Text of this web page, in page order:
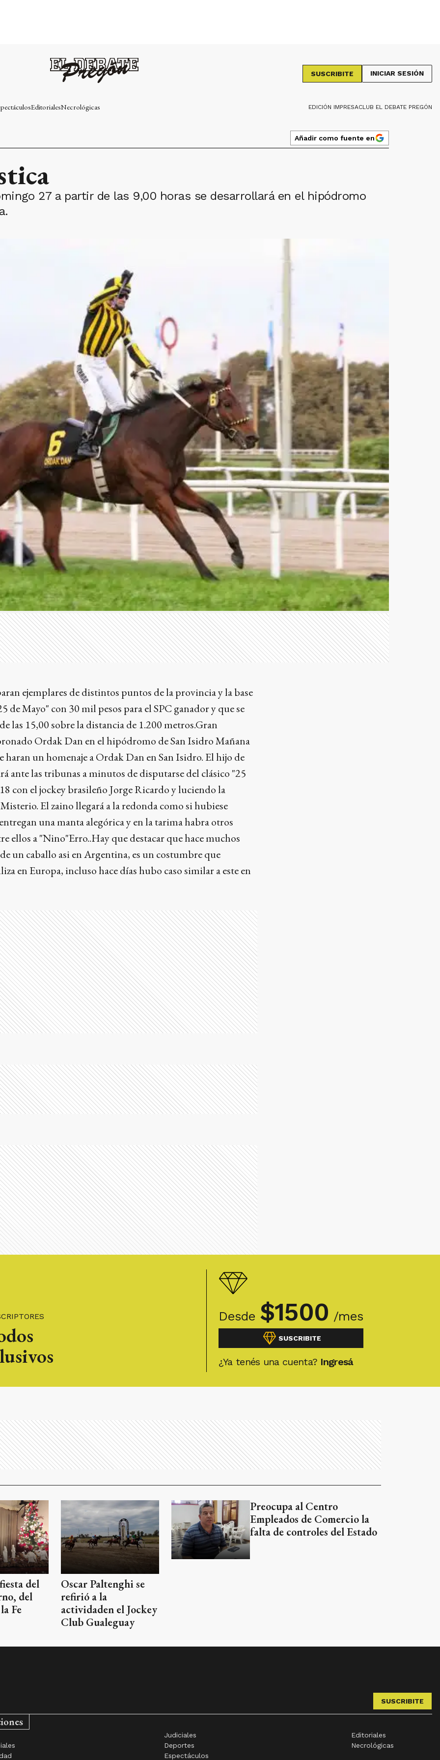
SUSCRIBITE INICIAR SESIÓN
EditorialesNecrológicas EDICIÓN IMPRESACLUB EL DEBATE PREGÓN
Añadir como fuente en
27 a partir de las 9,00 horas se desarrollará en el hipódromo
Desde $1500 /mes
SUSCRIBITE
¿Ya tenés una cuenta? Ingresá
ejemplares de distintos puntos de la provincia y la base
de Mayo" con 30 mil pesos para el SPC ganador y que se
las 15,00 sobre la distancia de 1.200 metros.Gran
Ordak Dan en el hipódromo de San Isidro Mañana
haran un homenaje a Ordak Dan en San Isidro. El hijo de
ante las tribunas a minutos de disputarse del clásico "25
con el jockey brasileño Jorge Ricardo y luciendo la
El zaino llegará a la redonda como si hubiese
una manta alegórica y en la tarima habra otros
ellos a "Nino"Erro..Hay que destacar que hace muchos
un caballo asi en Argentina, es un costumbre que
en Europa, incluso hace días hubo caso similar a este en
del
del
Fe
Oscar Paltenghi se
refirió a la
actividaden el Jockey
Club Gualeguay
Preocupa al Centro
Empleados de Comercio la
falta de controles del Estado
SUSCRIBITE
Judiciales
Deportes
Espectáculos
Editoriales
Necrológicas